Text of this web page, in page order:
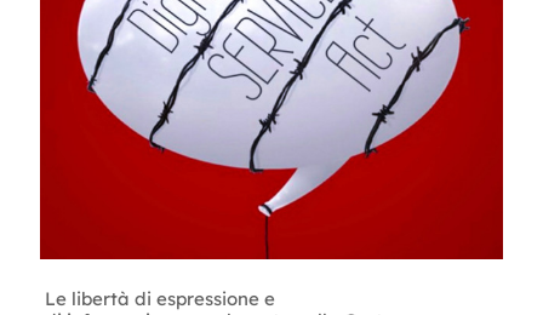
Le libertà di espressione e